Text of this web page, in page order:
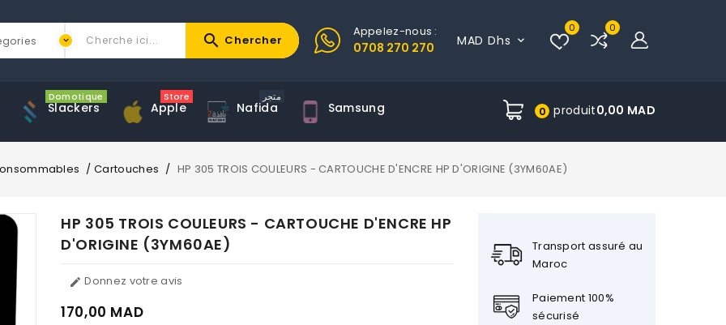
0
0
MAD Dhs 
Appelez-nous :
0708 270 270
search Chercher
Slackers
Domotique
Apple
Store
Nafida
متجر
Samsung 0 produit0,00 MAD
Cartouches HP 305 TROIS COULEURS - CARTOUCHE D'ENCRE HP D'ORIGINE (3YM60AE)
HP 305 TROIS COULEURS - CARTOUCHE D'ENCRE HP
D'ORIGINE (3YM60AE)
 Donnez votre avis
170,00 MAD
Transport assuré au
Maroc
Paiement 100%
sécurisé